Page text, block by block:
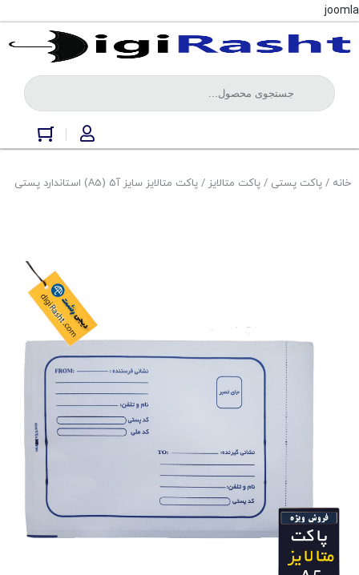
joomla
خانه / پاکت پستی / پاکت متالایز / پاکت متالایز سایز آ5 (A5) استاندارد پستی